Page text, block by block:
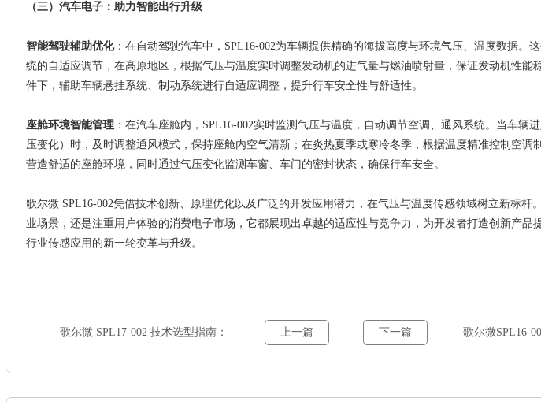
（三）汽车电子：助力智能出行升级
智能驾驶辅助优化：在自动驾驶汽车中， SPL16-002为车辆提供精确的海拔高度与环境气压、温度数据。
统的自适应调节，在高原地区，根据气压与温度实时调整发动机的进气量与燃油喷射量，保证发动机性能
件下，辅助车辆悬挂系统、制动系统进行自适应调整，提升行车安全性与舒适性。
座舱环境智能管理 ：在汽车座舱内， SPL16-002实时监测气压与温度，自动调节空调、通风系统。当车辆
压变化）时，及时调整通风模式，保持座舱内空气清新；在炎热夏季或寒冷冬季，根据温度精准控制空调
营造舒适的座舱环境，同时通过气压变化监测车窗、车门的密封状态，确保行车安全。
歌尔微 SPL16-002凭借技术创新、原理优化以及广泛的开发应用潜力，在气压与温度传感领域树立新标杆
业场景，还是注重用户体验的消费电子市场，它都展现出卓越的适应性与竞争力，为开发者打造创新产品
行业传感应用的新一轮变革与升级。
歌尔微 SPL17-002 技术选型指南：
上一篇 下一篇
歌尔微SPL16-